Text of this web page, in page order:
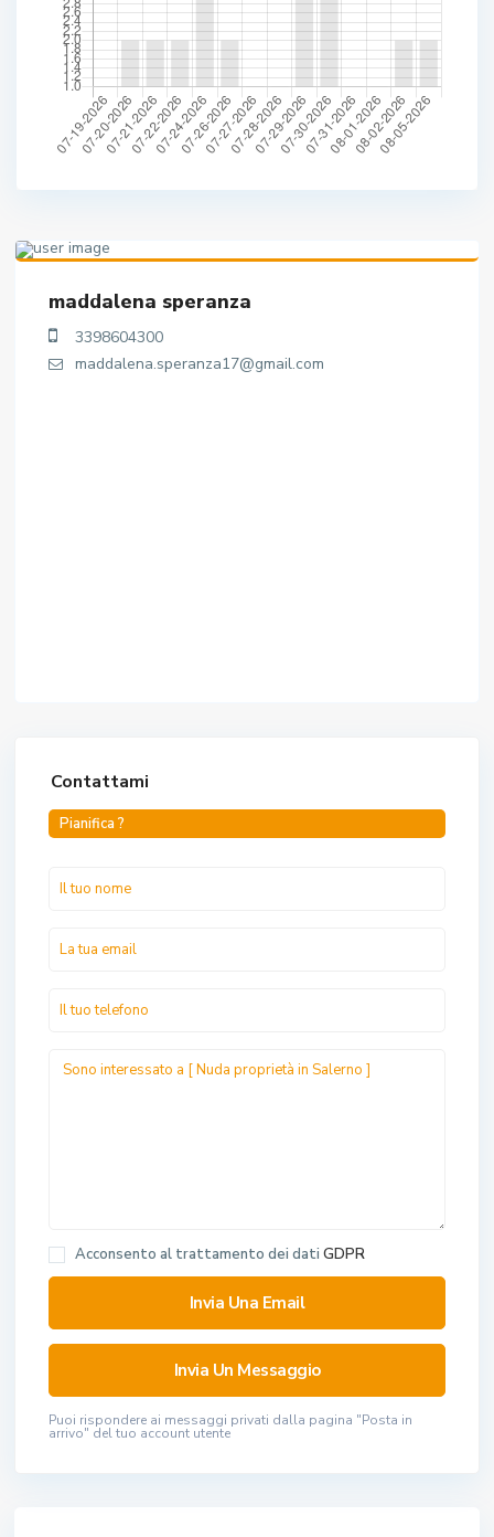
maddalena speranza
3398604300
maddalena.speranza17@gmail.com
Contattami
Pianifica ?
Acconsento al trattamento dei dati GDPR
Puoi rispondere ai messaggi privati ​​dalla pagina "Posta in
arrivo" del tuo account utente